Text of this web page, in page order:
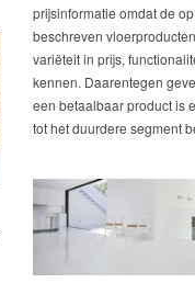
prijsinformatie omdat de
beschreven
variëteit in prijs,
kennen. Daarentegen
een betaalbaar product is
tot het duurdere segment